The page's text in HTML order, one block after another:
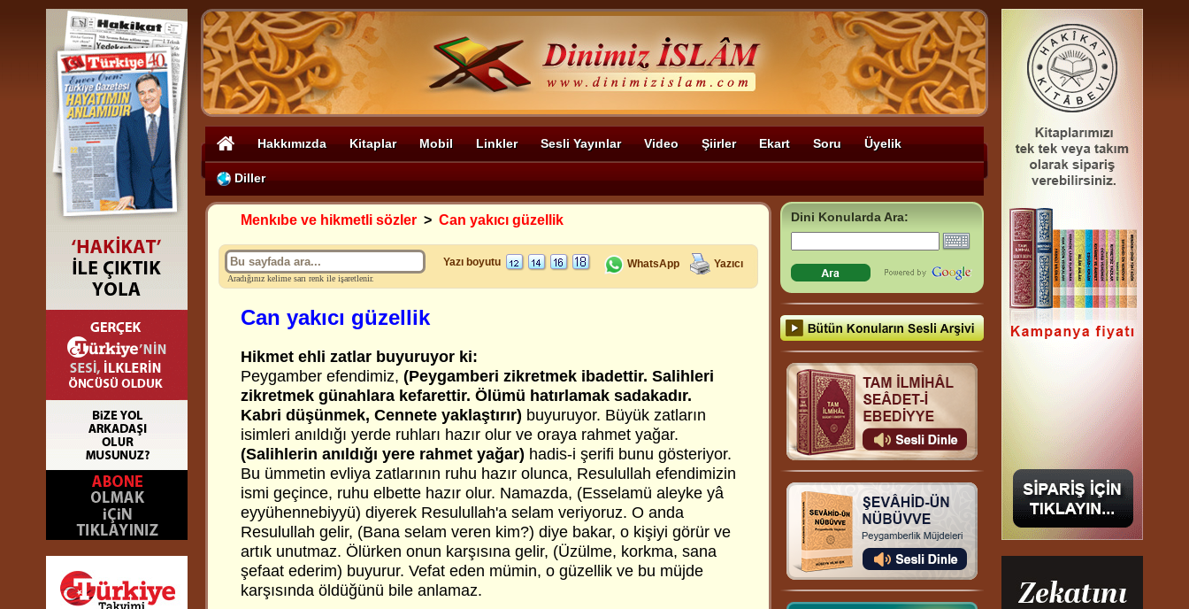
Hakkımızda Kitaplar Mobil Linkler Sesli Yayınlar Video Şiirler Ekart Soru Üyelik
Diller
Menkıbe ve hikmetli sözler > Can yakıcı güzellik
Aradığınız kelime sarı renk ile işaretlenir.
Yazı boyutu WhatsApp Yazıcı
Can yakıcı güzellik
Hikmet ehli zatlar buyuruyor ki:
Peygamber efendimiz, (Peygamberi zikretmek ibadettir. Salihleri
zikretmek günahlara kefarettir. Ölümü hatırlamak sadakadır.
Kabri düşünmek, Cennete yaklaştırır) buyuruyor. Büyük zatların
isimleri anıldığı yerde ruhları hazır olur ve oraya rahmet yağar.
(Salihlerin anıldığı yere rahmet yağar) hadis-i şerifi bunu gösteriyor.
Bu ümmetin evliya zatlarının ruhu hazır olunca, Resulullah efendimizin
ismi geçince, ruhu elbette hazır olur. Namazda, (Esselamü aleyke yâ
eyyühennebiyyü) diyerek Resulullah'a selam veriyoruz. O anda
Resulullah gelir, (Bana selam veren kim?) diye bakar, o kişiyi görür ve
artık unutmaz. Ölürken onun karşısına gelir, (Üzülme, korkma, sana
şefaat ederim) buyurur. Vefat eden mümin, o güzellik ve bu müjde
karşısında öldüğünü bile anlamaz.
Dini Konularda Ara: